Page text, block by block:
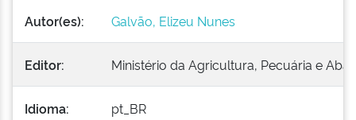
Autor(es): Galvão, Elizeu Nunes
Editor: Ministério da Agricultura, Pecuária e
Idioma: pt_BR